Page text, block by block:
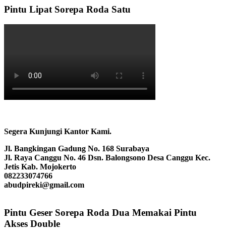
Pintu Lipat Sorepa Roda Satu
Segera Kunjungi Kantor Kami.
Jl. Bangkingan Gadung No. 168 Surabaya
Jl. Raya Canggu No. 46 Dsn. Balongsono Desa Canggu Kec.
Jetis Kab. Mojokerto
082233074766
abudpireki@gmail.com
Pintu Geser Sorepa Roda Dua Memakai Pintu
Akses Double